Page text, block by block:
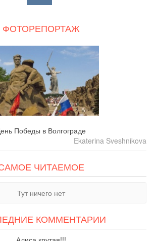
ФОТОРЕПОРТАЖ
Победы в Волгограде
Ekaterina Sveshnikova
ЧИТАЕМОЕ
Тут ничего нет
КОММЕНТАРИИ